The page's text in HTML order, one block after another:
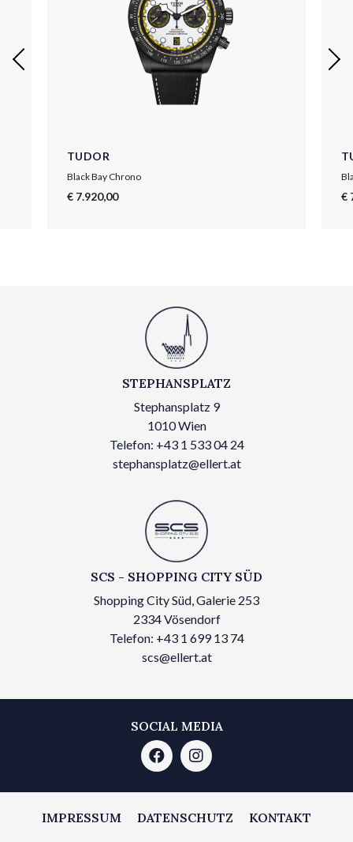
TUDOR
Black Bay Chrono
€ 7.920,00 €
STEPHANSPLATZ
Stephansplatz 9
1010 Wien
Telefon: +43 1 533 04 24
stephansplatz@ellert.at
SCS - SHOPPING CITY SÜD
Shopping City Süd, Galerie 253
2334 Vösendorf
Telefon: +43 1 699 13 74
scs@ellert.at
SOCIAL MEDIA
IMPRESSUM DATENSCHUTZ KONTAKT